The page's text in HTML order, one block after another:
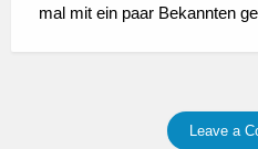
mal mit ein paar Bekannten
Leave a